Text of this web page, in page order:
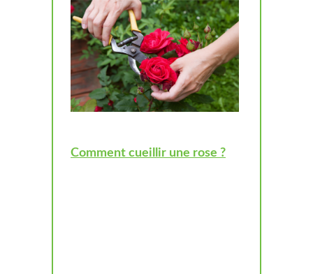
Comment cueillir une rose ?